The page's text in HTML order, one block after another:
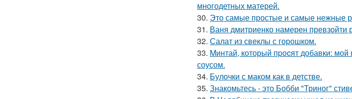
многодетных матерей.
30. Это самые простые и самые нежные
31. Ваня дмитриенко намерен превзойти
32. Салат из свеклы с горошком.
33. Mинтай, который пpocят добавки:
соусом.
34. Булочки с маком как в детстве.
35. Знакомьтесь - это Бобби "Триног"